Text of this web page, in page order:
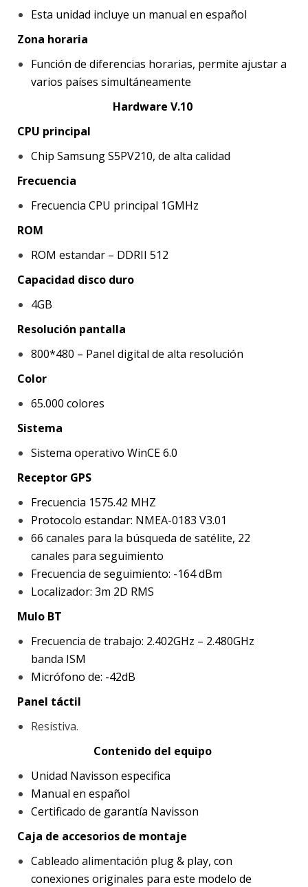
Esta unidad incluye un manual en español
Zona horaria
Función de diferencias horarias, permite ajustar a
varios países simultáneamente
Hardware V.10
CPU principal
Chip Samsung S5PV210, de alta calidad
Frecuencia
Frecuencia CPU principal 1GMHz
ROM
ROM estandar – DDRII 512
Capacidad disco duro
4GB
Resolución pantalla
800*480 – Panel digital de alta resolución
Color
65.000 colores
Sistema
Sistema operativo WinCE 6.0
Receptor GPS
Frecuencia 1575.42 MHZ
Protocolo estandar: NMEA-0183 V3.01
66 canales para la búsqueda de satélite, 22
canales para seguimiento
Frecuencia de seguimiento: -164 dBm
Localizador: 3m 2D RMS
Mulo BT
Frecuencia de trabajo: 2.402GHz – 2.480GHz
banda ISM
Micrófono de: -42dB
Panel táctil
Resistiva.
Contenido del equipo
Unidad Navisson especifica
Manual en español
Certificado de garantía Navisson
Caja de accesorios de montaje
Cableado alimentación plug & play, con
conexiones originales para este modelo de